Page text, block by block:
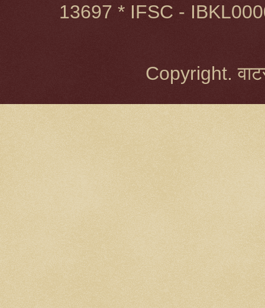
13697 * IFSC -
Copyright.